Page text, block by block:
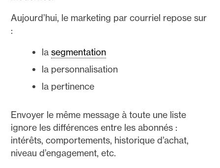
Aujourd’hui, le marketing par courriel repose sur
:
la segmentation
la personnalisation
la pertinence
Envoyer le même message à toute une liste
ignore les différences entre les abonnés :
intérêts, comportements, historique d’achat,
niveau d’engagement, etc.